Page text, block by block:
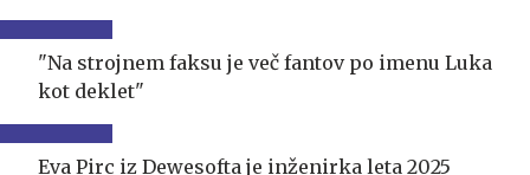
"Na strojnem faksu je več fantov po imenu Luka
kot deklet"
Eva Pirc iz Dewesofta je inženirka leta 2025